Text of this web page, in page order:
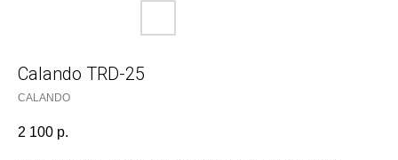
Calando TRD-25
CALANDO
2 100 р.